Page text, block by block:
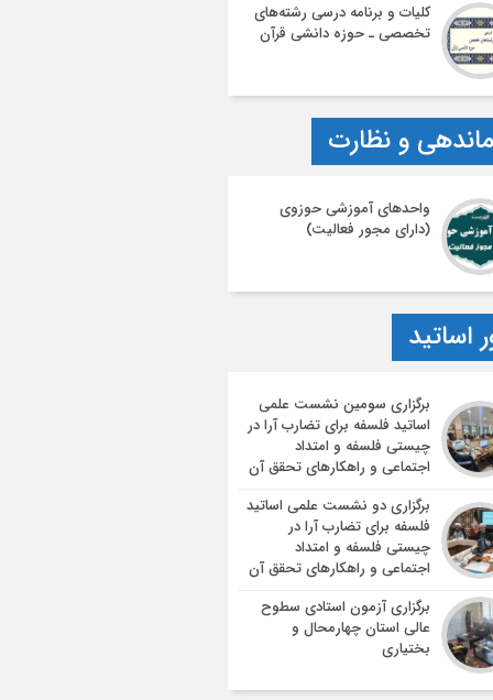
کلیات و برنامه درسی رشته‌های
تخصصی ـ حوزه دانشی قرآن
و نظارت
واحدهای آموزشی حوزوی
(دارای مجور فعالیت)
اساتید
برگزاری سومین نشست علمی
اساتید فلسفه برای تضارب آرا در
چیستی فلسفه و امتداد
اجتماعی و راهکارهای تحقق آن
برگزاری دو نشست علمی اساتید
فلسفه برای تضارب آرا در
چیستی فلسفه و امتداد
اجتماعی و راهکارهای تحقق آن
برگزاری آزمون استادی سطوح
عالی استان چهارمحال و
بختیاری